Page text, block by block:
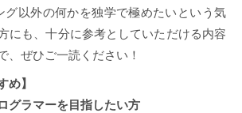
グ以外の何かを独学で極めたいという気
にも、十分に参考としていただける内容
、ぜひご一読ください！
め】
グラマーを目指したい方